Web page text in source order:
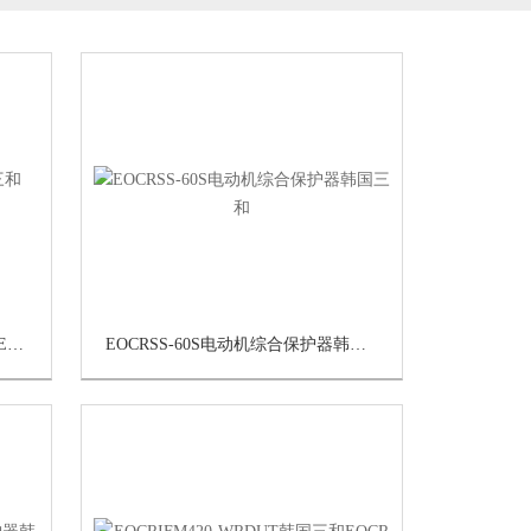
EOCRI3M420-WRDUHZ韩国三和EOCR电动机保护器产品选型 EOCRSS-60S电动机综合保护器韩国三和